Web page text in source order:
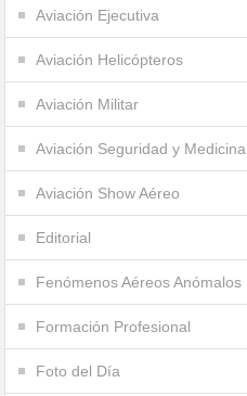
Aviación Ejecutiva
Aviación Helicópteros
Aviación Militar
Aviación Seguridad y Medicina
Aviación Show Aéreo
Editorial
Fenómenos Aéreos Anómalos
Formación Profesional
Foto del Día